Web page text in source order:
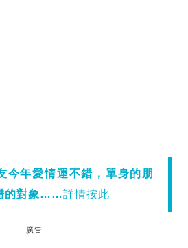
今年愛情運不錯，單身的朋
的對象……詳情按此
廣告